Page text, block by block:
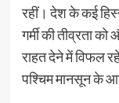
रहीं। देश के कई
गर्मी की तीव्रता
राहत देने में विफल
पश्चिम मानसून के